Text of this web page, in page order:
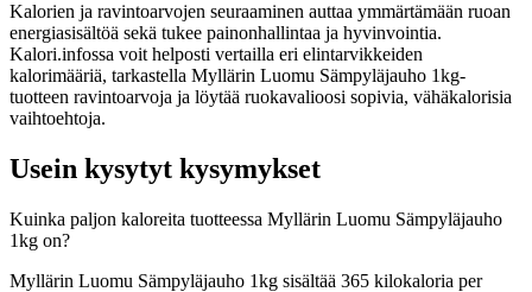
Kalorien ja ravintoarvojen seuraaminen auttaa ymmärtämään ruoan
energiasisältöä sekä tukee painonhallintaa ja hyvinvointia.
Kalori.infossa voit helposti vertailla eri elintarvikkeiden
kalorimääriä, tarkastella Myllärin Luomu Sämpyläjauho 1kg-
tuotteen ravintoarvoja ja löytää ruokavalioosi sopivia, vähäkalorisia
vaihtoehtoja.
Usein kysytyt kysymykset
Kuinka paljon kaloreita tuotteessa Myllärin Luomu Sämpyläjauho
1kg on?
Myllärin Luomu Sämpyläjauho 1kg sisältää 365 kilokaloria per